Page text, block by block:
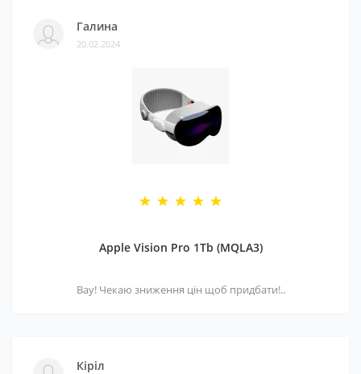
Галина
20.02.2024
Apple Vision Pro 1Tb (MQLA3)
Вау! Чекаю зниження цін щоб придбати!..
Кіріл